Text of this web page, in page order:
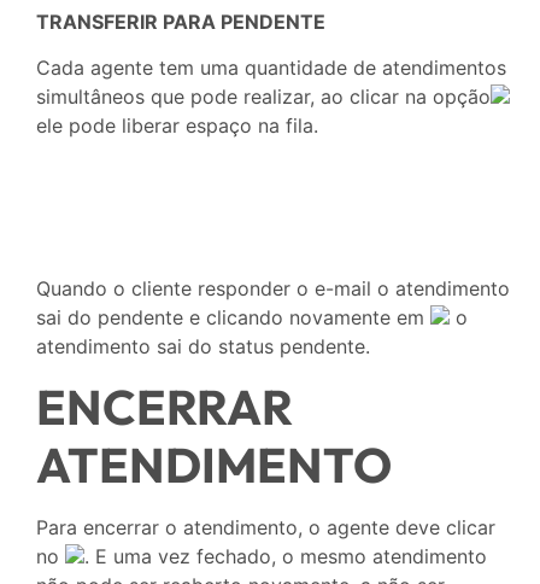
TRANSFERIR PARA PENDENTE
Cada agente tem uma quantidade de atendimentos
simultâneos que pode realizar, ao clicar na opção
ele pode liberar espaço na fila.
Quando o cliente responder o e-mail o atendimento
sai do pendente e clicando novamente em
o
atendimento sai do status pendente.
ENCERRAR
ATENDIMENTO
Para encerrar o atendimento, o agente deve clicar
no
. E uma vez fechado, o mesmo atendimento